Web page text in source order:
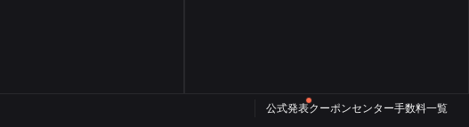
公式発表クーポンセンター手数料一覧